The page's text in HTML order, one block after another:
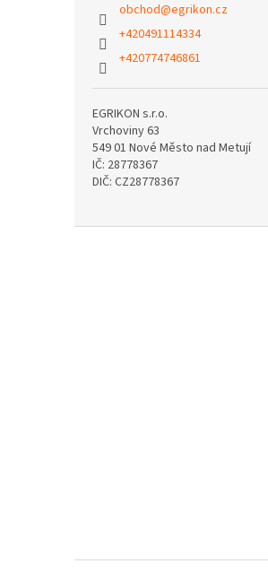
obchod@egrikon.cz
+420491114334
+420774746861
EGRIKON s.r.o.
Vrchoviny 63
549 01 Nové Město nad Metují
IČ: 28778367
DIČ: CZ28778367